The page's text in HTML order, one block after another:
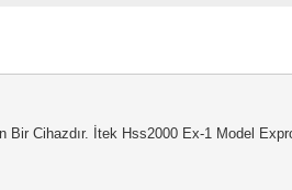
Cihazdır. İtek Hss2000 Ex-1 Model